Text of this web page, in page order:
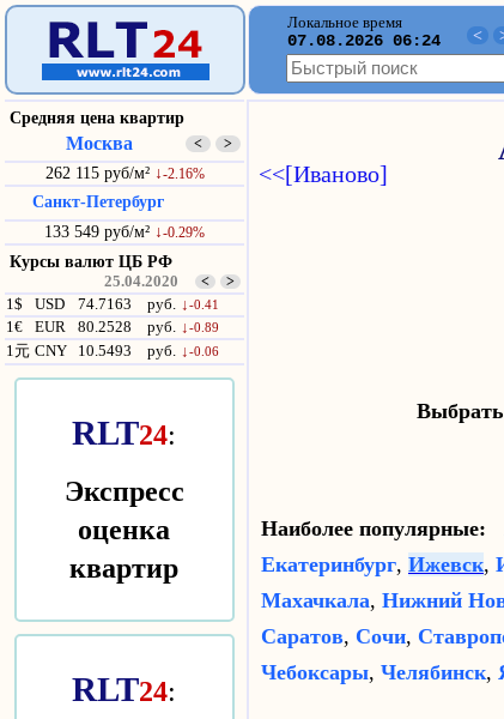
Локальное время
07.08.2026 06:24 <
Средняя цена квартир
Москва < >
262 115 руб/м² ↓-2.16%
Санкт-Петербург
133 549 руб/м² ↓-0.29%
Курсы валют ЦБ РФ
25.04.2020 < >
1$ USD 74.7163 руб. ↓-0.41
1€ EUR 80.2528 руб. ↓-0.89
1元 CNY 10.5493 руб. ↓-0.06
RLT24:
Экспресс
оценка
квартир
RLT24:
<<[Иваново]
Наиболее популярные:
Екатеринбург, Ижевск,
Махачкала, Нижний
Саратов, Сочи,
Чебоксары, Челябинск,